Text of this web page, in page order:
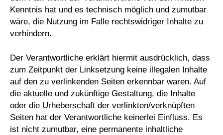
Kenntnis hat und es technisch möglich und zumutbar
wäre, die Nutzung im Falle rechtswidriger Inhalte zu
verhindern.
Der Verantwortliche erklärt hiermit ausdrücklich, dass
zum Zeitpunkt der Linksetzung keine illegalen Inhalte
auf den zu verlinkenden Seiten erkennbar waren. Auf
die aktuelle und zukünftige Gestaltung, die Inhalte
oder die Urheberschaft der verlinkten/verknüpften
Seiten hat der Verantwortliche keinerlei Einfluss. Es
ist nicht zumutbar, eine permanente inhaltliche